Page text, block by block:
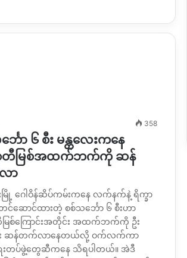
358
ော ၆ စီး မန္တလေးကနေ
တီမြစ်အထက်ဘက်ကို ဆန်
ာ
မြို့ ဂေါဝိန်ဆိပ်ကမ်းကနေ လက်နက်နဲ့ ရိက္ခာ
င်ဆောင်ထားတဲ့ စစ်သင်္ဘော ၆ စီးဟာ
မြစ်ကြောင်းအတိုင်း အထက်ဘက်ကို ဦး
ဆန်တက်လာနေတယ်လို့ ဝက်လက်ကာ
တပ်ဖွဲ့တွေဆီကနေ သိရပါတယ်။ အဲဒီ